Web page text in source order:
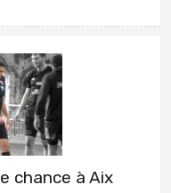
chance à Aix